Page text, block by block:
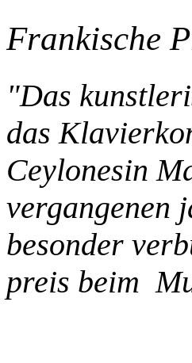
Frankische
"Das
das
Ceylonesin
vergangenen
besonder
preis beim